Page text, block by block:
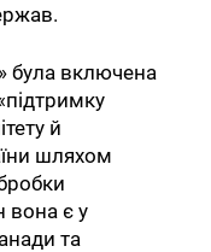
була включена
й
шляхом
вона є у
та